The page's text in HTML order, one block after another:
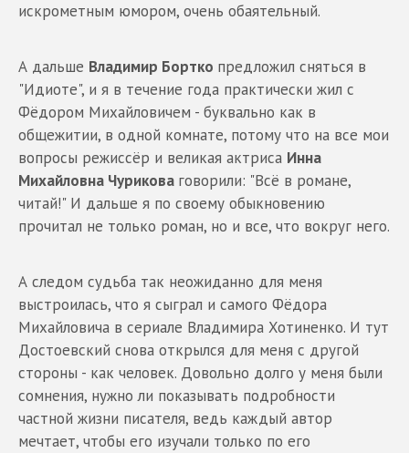
искрометным юмором, очень обаятельный.
А дальше Владимир Бортко предложил сняться в
"Идиоте", и я в течение года практически жил с
Фёдором Михайловичем - буквально как в
общежитии, в одной комнате, потому что на все мои
вопросы режиссёр и великая актриса Инна
Михайловна Чурикова говорили: "Всё в романе,
читай!" И дальше я по своему обыкновению
прочитал не только роман, но и все, что вокруг него.
А следом судьба так неожиданно для меня
выстроилась, что я сыграл и самого Фёдора
Михайловича в сериале Владимира Хотиненко. И тут
Достоевский снова открылся для меня с другой
стороны - как человек. Довольно долго у меня были
сомнения, нужно ли показывать подробности
частной жизни писателя, ведь каждый автор
мечтает, чтобы его изучали только по его